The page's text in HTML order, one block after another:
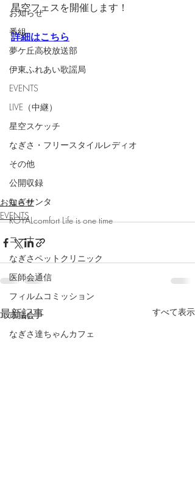
お知らせ
番組
夢ケ丘高校放送部
伊東ふれあい歌謡局
EVENTS
LIVE（中継）
星空スケッチ
なぎさ・フリースタイルレディオ
その他
公開収録
なぎサンタ
ROYALcomfort Life is one time
コーナー
なぎさペットクリニック
医師会通信
フィルムコミッション
市議会
なぎさ達ちゃんカフェ
星空フェスを開催します！
詳細はこちら
お知らせ
EVENTS
最新記事 すべて表示